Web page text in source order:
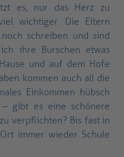
es, nur das Herz zu
wichtiger. Die Eltern
schreiben und sind
ihre Burschen etwas
und auf dem Hofe
kommen auch all die
Einkommen hübsch
– gibt es eine schönere
verpflichten? Bis fast in
immer wieder Schule